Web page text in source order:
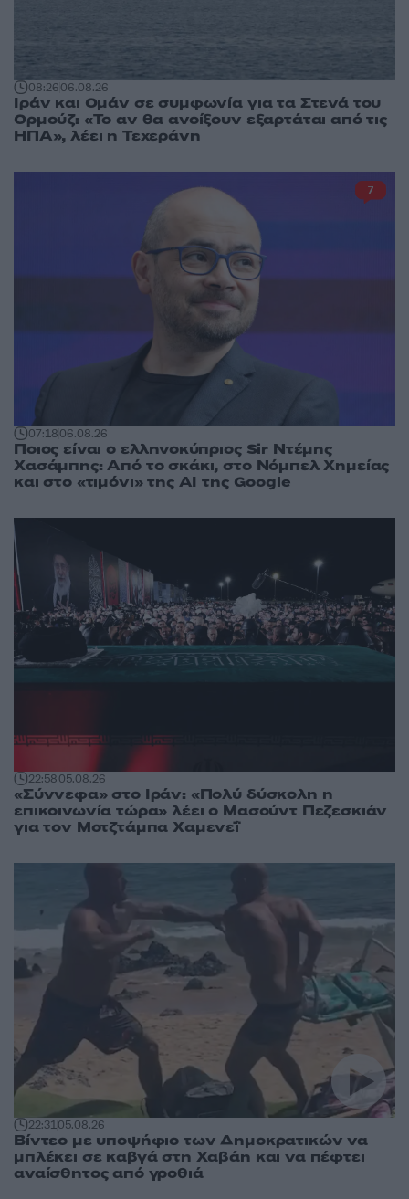
08:2606.08.26
Ιράν και Ομάν σε συμφωνία για τα Στενά του
Ορμούζ: «Το αν θα ανοίξουν εξαρτάται από τις
ΗΠΑ», λέει η Τεχεράνη
07:1806.08.26
Ποιος είναι ο ελληνοκύπριος Sir Ντέμης
Χασάμπης: Από το σκάκι, στο Νόμπελ Χημείας
και στο «τιμόνι» της AI της Google
7
22:5805.08.26
«Σύννεφα» στο Ιράν: «Πολύ δύσκολη η
επικοινωνία τώρα» λέει ο Μασούντ Πεζεσκιάν
για τον Μοτζτάμπα Χαμενεΐ
22:3105.08.26
Βίντεο με υποψήφιο των Δημοκρατικών να
μπλέκει σε καβγά στη Χαβάη και να πέφτει
αναίσθητος από γροθιά